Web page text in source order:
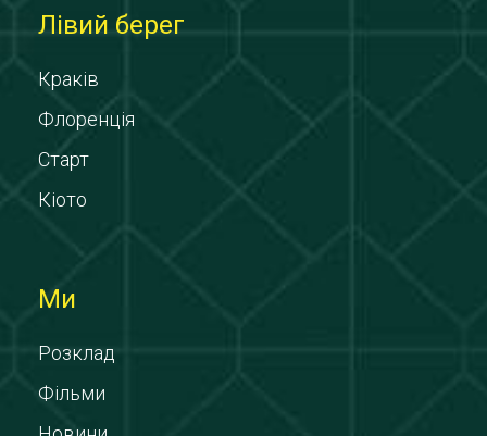
Лівий берег
Краків
Флоренція
Старт
Кіото
Ми
Розклад
Фільми